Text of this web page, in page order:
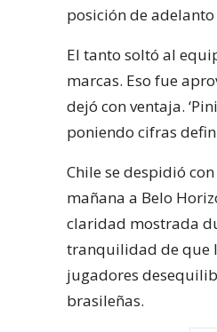
posición de
El tanto soltó al
marcas. Eso fue
dejó con ventaja.
poniendo cifras
Chile se despidió
mañana a Belo
claridad mostrada
tranquilidad de que
jugadores
brasileñas.